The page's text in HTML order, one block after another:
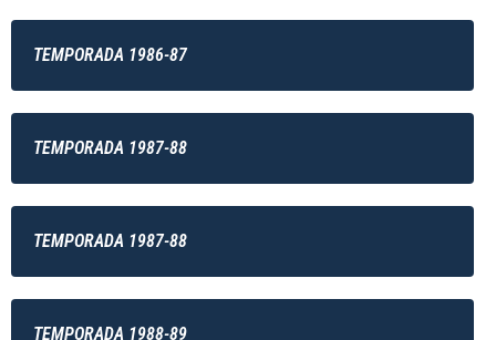
TEMPORADA 1986-87
TEMPORADA 1987-88
TEMPORADA 1987-88
TEMPORADA 1988-89